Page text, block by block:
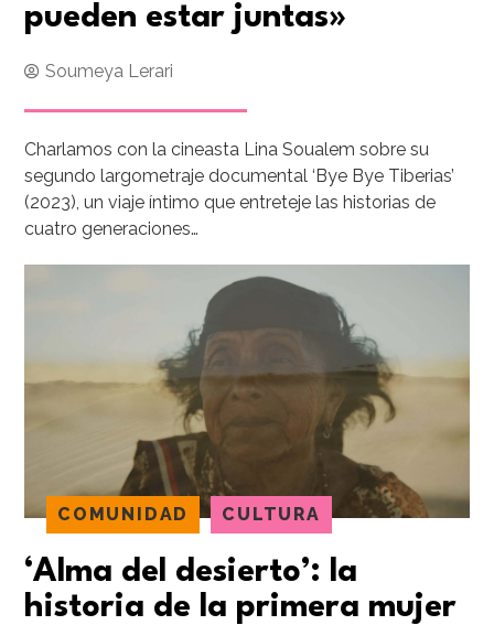
pueden estar juntas»
Soumeya Lerari
Charlamos con la cineasta Lina Soualem sobre su
segundo largometraje documental ‘Bye Bye Tiberias’
(2023), un viaje íntimo que entreteje las historias de
cuatro generaciones…
COMUNIDAD CULTURA
‘Alma del desierto’: la
historia de la primera mujer